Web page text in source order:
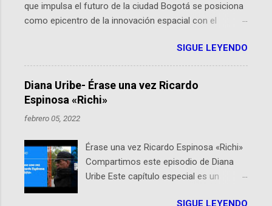
que impulsa el futuro de la ciudad Bogotá se posiciona
como epicentro de la innovación espacial con el
hackathon global que convierte tecnologías de la
Agencia Espacial Europea en soluciones prácticas para
la vida cotidiana. Este evento, organizado por el
Planetario de Bogotá del Idartes y la Universidad de los
Andes, reúne a expertos como el presidente de Airbus
Colombia y líderes del sector aeroespacial para inspirar
por qué importa en Bogotá ActInSpace es una
competencia mundial que opera en más de 60
ciudades, donde participantes tienen 24 horas para
idear startups basadas en tecnologías espaciales
SIGUE LEYENDO
Diana Uribe- Érase una vez Ricardo
Espinosa «Richi»
febrero 05, 2022
Érase una vez Ricardo Espinosa «Richi»
Compartimos este episodio de Diana
Uribe Este capítulo especial es un
SIGUE LEYENDO